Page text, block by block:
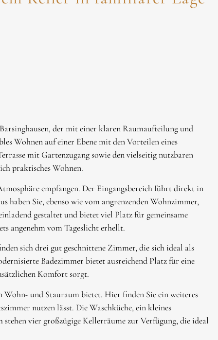
der mit einer klaren Raumaufteilung und
Wohnen auf einer Ebene mit den Vorteilen eines
mit Gartenzugang sowie den vielseitig nutzbaren
praktisches Wohnen.
empfangen. Der Eingangsbereich führt direkt in
haben Sie, ebenso wie vom angrenzenden Wohnzimmer,
gestaltet und bietet viel Platz für gemeinsame
angenehm vom Tageslicht erhellt.
sich drei gut geschnittene Zimmer, die sich ideal als
Badezimmer bietet ausreichend Platz für eine
Komfort sorgt.
Wohn- und Stauraum bietet. Hier finden Sie ein weiteres
nutzen lässt. Die Waschküche, ein kleines
vier großzügige Kellerräume zur Verfügung, die ideal